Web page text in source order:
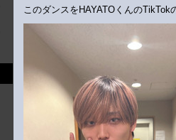
このダンスをHAYATOくんの